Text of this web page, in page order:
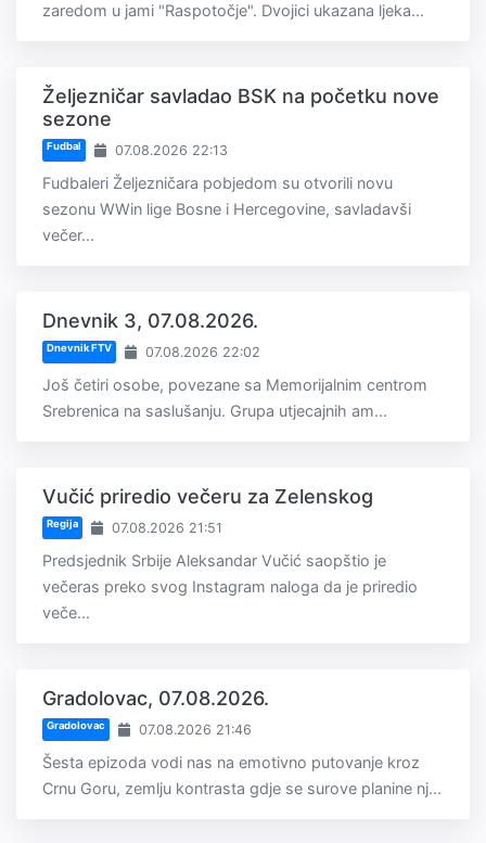
zaredom u jami "Raspotočje". Dvojici ukazana ljeka...
Željezničar savladao BSK na početku nove
sezone
Fudbal 07.08.2026 22:13
Fudbaleri Željezničara pobjedom su otvorili novu
sezonu WWin lige Bosne i Hercegovine, savladavši
večer...
Dnevnik 3, 07.08.2026.
Dnevnik FTV 07.08.2026 22:02
Još četiri osobe, povezane sa Memorijalnim centrom
Srebrenica na saslušanju. Grupa utjecajnih am...
Vučić priredio večeru za Zelenskog
Regija 07.08.2026 21:51
Predsjednik Srbije Aleksandar Vučić saopštio je
večeras preko svog Instagram naloga da je priredio
veče...
Gradolovac, 07.08.2026.
Gradolovac 07.08.2026 21:46
Šesta epizoda vodi nas na emotivno putovanje kroz
Crnu Goru, zemlju kontrasta gdje se surove planine nj...